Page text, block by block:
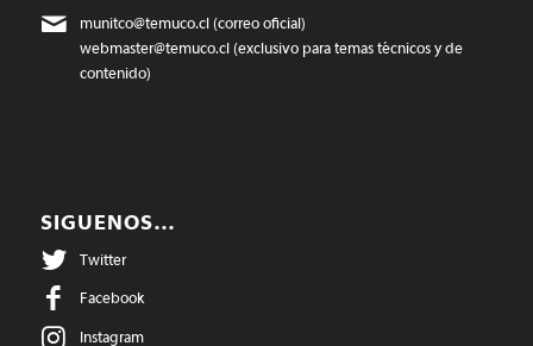
munitco@temuco.cl(correo oficial)
webmaster@temuco.cl(exclusivo para temas técnicos y de
contenido)
SIGUENOS…
Twitter
Facebook
Instagram